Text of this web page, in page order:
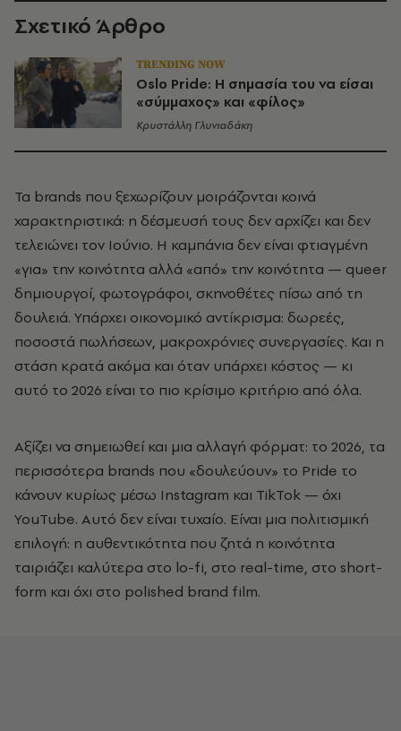
Σχετικό Άρθρο
TRENDING NOW
Oslo Pride: Η σημασία του να είσαι
«σύμμαχος» και «φίλος»
Κρυστάλλη Γλυνιαδάκη
Τα brands που ξεχωρίζουν μοιράζονται κοινά
χαρακτηριστικά: η δέσμευσή τους δεν αρχίζει και δεν
τελειώνει τον Ιούνιο. Η καμπάνια δεν είναι φτιαγμένη
«για» την κοινότητα αλλά «από» την κοινότητα — queer
δημιουργοί, φωτογράφοι, σκηνοθέτες πίσω από τη
δουλειά. Υπάρχει οικονομικό αντίκρισμα: δωρεές,
ποσοστά πωλήσεων, μακροχρόνιες συνεργασίες. Και η
στάση κρατά ακόμα και όταν υπάρχει κόστος — κι
αυτό το 2026 είναι το πιο κρίσιμο κριτήριο από όλα.
Αξίζει να σημειωθεί και μια αλλαγή φόρματ: το 2026, τα
περισσότερα brands που «δουλεύουν» το Pride το
κάνουν κυρίως μέσω Instagram και TikTok — όχι
YouTube. Αυτό δεν είναι τυχαίο. Είναι μια πολιτισμική
επιλογή: η αυθεντικότητα που ζητά η κοινότητα
ταιριάζει καλύτερα στο lo-fi, στο real-time, στο short-
form και όχι στο polished brand film.